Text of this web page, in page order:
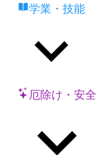
学業・技能
厄除け・安全